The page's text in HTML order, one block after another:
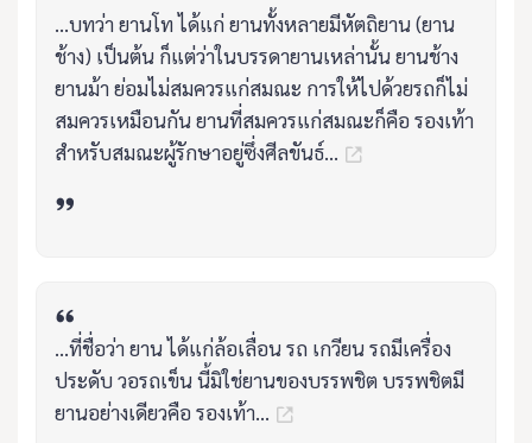
...บทว่า ยานโท ได้แก่ ยานทั้งหลายมีหัตถิยาน (ยาน
ช้าง) เป็นต้น ก็แต่ว่าในบรรดายานเหล่านั้น ยานช้าง
ยานม้า ย่อมไม่สมควรแก่สมณะ การให้ไปด้วยรถก็ไม่
สมควรเหมือนกัน ยานที่สมควรแก่สมณะก็คือ รองเท้า
สำหรับสมณะผู้รักษาอยู่ซึ่งศีลขันธ์...
...ที่ชื่อว่า ยาน ได้แก่ล้อเลื่อน รถ เกวียน รถมีเครื่อง
ประดับ วอรถเข็น นี้มิใช่ยานของบรรพชิต บรรพชิตมี
ยานอย่างเดียวคือ รองเท้า...